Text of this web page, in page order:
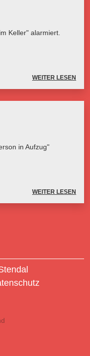
Keller" alarmiert.
WEITER LESEN
in Aufzug"
WEITER LESEN